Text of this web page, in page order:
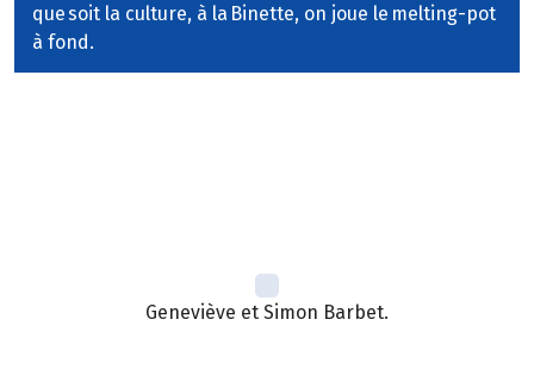
que soit la culture, à la Binette, on joue le melting-pot
à fond.
Geneviève et Simon Barbet.